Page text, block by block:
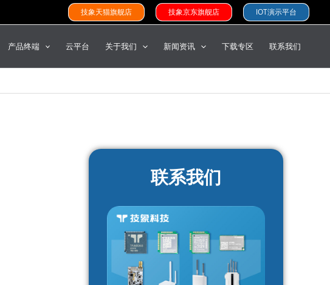
技象天猫旗舰店 技象京东旗舰店 IOT演示平台
产品终端 云平台 关于我们 新闻资讯 下载专区 联系我们
联系我们